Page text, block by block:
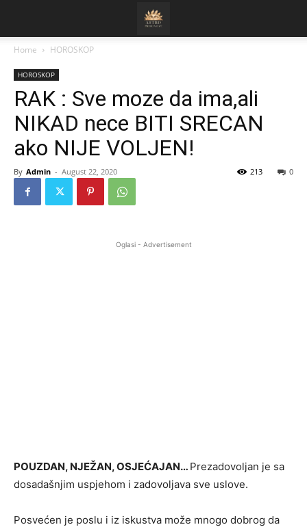
Home HOROSKOP
HOROSKOP
RAK : Sve moze da ima,ali
NIKAD nece BITI SRECAN
ako NIJE VOLJEN!
By Admin - August 22, 2020 0
213
Oglasi - Advertisement
POUZDAN, NJEŽAN, OSJEĆAJAN… Prezadovoljan je sa
dosadašnjim uspjehom i zadovoljava sve uslove.
Posvećen je poslu i iz iskustva može mnogo dobrog da